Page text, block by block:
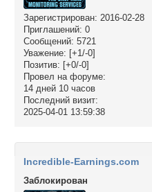
Зарегистрирован: 2016-02-28
Приглашений: 0
Сообщений: 5721
Уважение: [+1/-0]
Позитив: [+0/-0]
Провел на форуме:
14 дней 10 часов
Последний визит:
2025-04-01 13:59:38
Incredible-Earnings.com
Заблокирован